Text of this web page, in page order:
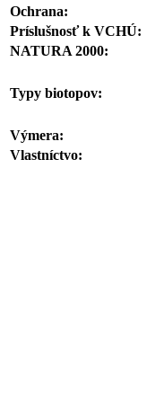
Ochrana:
Príslušnosť k VCHÚ:
NATURA 2000:
Typy biotopov:
Výmera:
Vlastníctvo: